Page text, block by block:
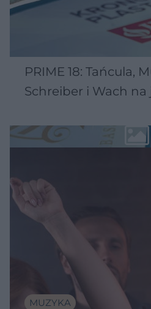
PRIME 18: Tańcula,
Schreiber i Wach na
MUZYKA